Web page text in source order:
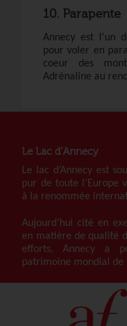
10. Parapente
Annecy est l'un
pour voler en
coeur des
Adrénaline au
Le Lac d'Annecy
Le lac d’Annecy est
pur de toute l’Europe
à la renommée
Aujourd’hui cité en
en matière de qualité
efforts, Annecy a
patrimoine mondial de